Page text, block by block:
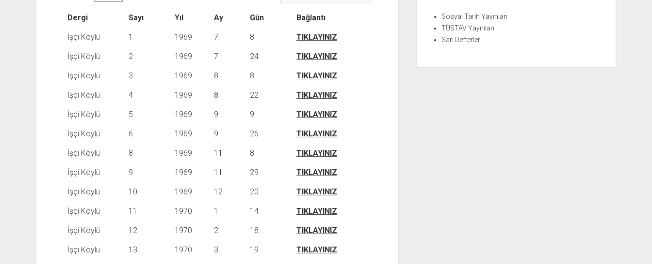
Dergi Sayı Yıl Ay Gün Bağlantı
İşçi Köylü 1 1969 7 8 TIKLAYINIZ
İşçi Köylü 2 1969 7 24 TIKLAYINIZ
İşçi Köylü 3 1969 8 8 TIKLAYINIZ
İşçi Köylü 4 1969 8 22 TIKLAYINIZ
İşçi Köylü 5 1969 9 9 TIKLAYINIZ
İşçi Köylü 6 1969 9 26 TIKLAYINIZ
İşçi Köylü 8 1969 11 8 TIKLAYINIZ
İşçi Köylü 9 1969 11 29 TIKLAYINIZ
İşçi Köylü 10 1969 12 20 TIKLAYINIZ
İşçi Köylü 11 1970 1 14 TIKLAYINIZ
İşçi Köylü 12 1970 2 18 TIKLAYINIZ
İşçi Köylü 13 1970 3 19 TIKLAYINIZ
Sosyal Tarih Yayınları
TÜSTAV Yayınları
Sarı Defterler